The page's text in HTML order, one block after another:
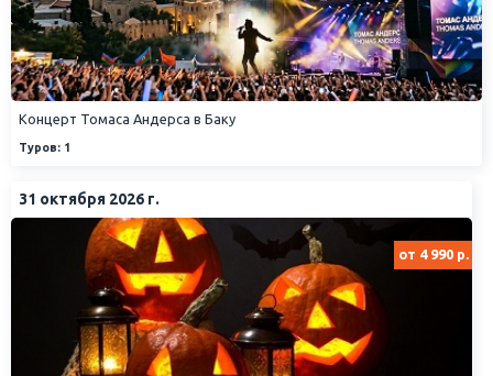
Концерт Томаса Андерса в Баку
Туров: 1
31 октября 2026 г.
от 4 990 р.